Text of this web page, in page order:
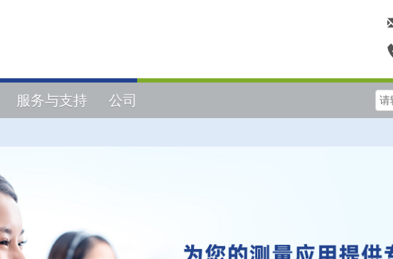
服务与支持 公司